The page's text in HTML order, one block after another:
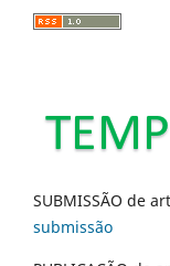
SUBMISSÃO de
submissão